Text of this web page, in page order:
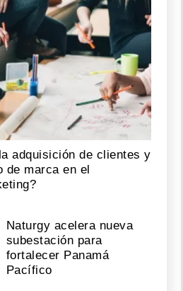
adquisición de clientes y
de marca en el
Naturgy acelera nueva
subestación para
fortalecer Panamá
Pacífico